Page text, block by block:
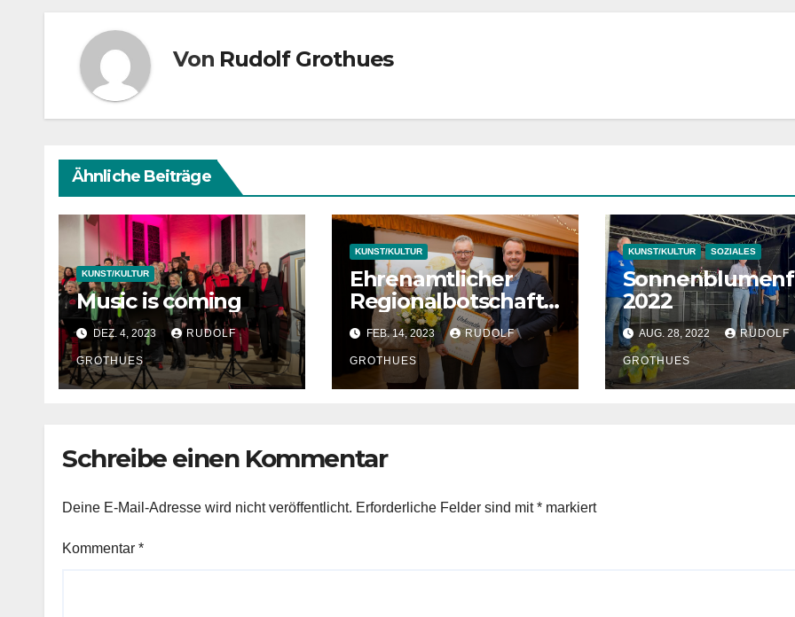
Von Rudolf Grothues
Ähnliche Beiträge
KUNST/KULTUR
Music is coming
DEZ. 4, 2023 RUDOLF
GROTHUES
KUNST/KULTUR
Ehrenamtlicher
Regionalbotschafte
r
FEB. 14, 2023 RUDOLF
GROTHUES
KUNST/KULTUR SOZIALES
2022
AUG. 28, 2022 RUDOLF
GROTHUES
Schreibe einen Kommentar
Deine E-Mail-Adresse wird nicht veröffentlicht. Erforderliche Felder sind mit* markiert
Kommentar *